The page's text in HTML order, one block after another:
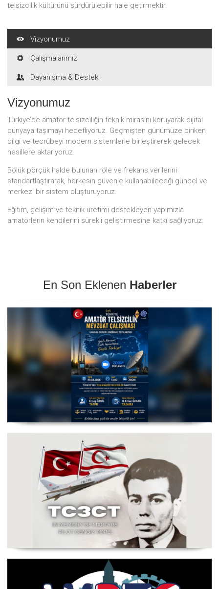
telsizcilik kültürünü sürdürülebilir hale getirmektir.
Vizyonumuz
Çalışmalarımız
Dayanışma & Destek
Vizyonumuz
Türkiye’de amatör telsizciliğin teknik mirasını koruyarak dijital
dünyaya taşımayı hedefliyoruz. Geçmişten günümüze biriken
bilgi ve tecrübeyi modern sistemlerle birleştirerek gelecek
nesillere aktarıyoruz.
Bölük pörçük halde bulunan röle ve frekans verilerini
standartlaştırarak, herkesin güvenle kullanabileceği güncel ve
merkezi bir sistem oluşturuyoruz.
Eğitim, gelişim ve teknik üretimi destekleyen yapımızla
amatörlerin kendilerini sürekli geliştirmesine katkı sağlıyoruz.
En Son Eklenen Haberler
Amatör Telsizcilik Mevzuat Çalışması
Şehit Pilot Yüzbaşı Cengiz Topel Anma Etkinliği